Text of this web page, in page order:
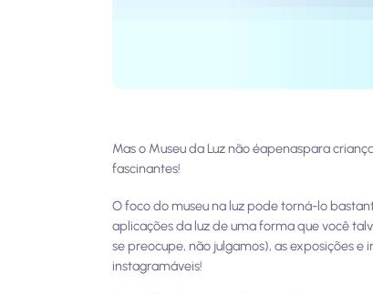
Mas o Museu da Luz não éapenaspara
fascinantes!
O foco do museu na luz pode torná-lo
aplicações da luz de uma forma que você
se preocupe, não julgamos), as exposições
instagramáveis!